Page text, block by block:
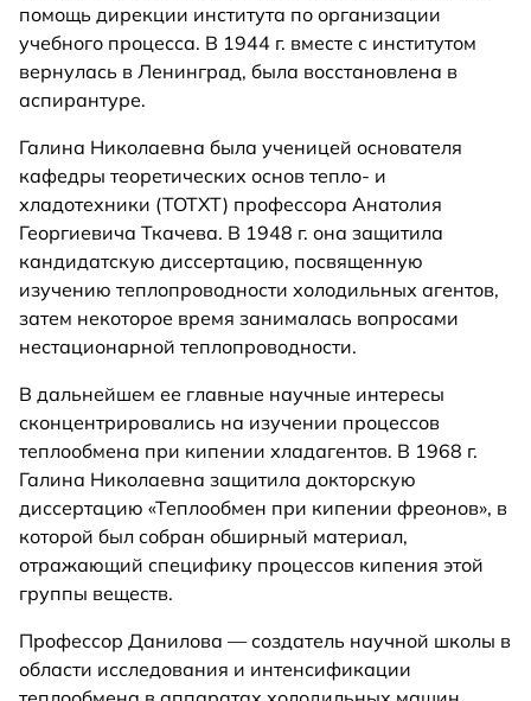
помощь дирекции института по организации
учебного процесса. В 1944 г. вместе с институтом
вернулась в Ленинград, была восстановлена в
аспирантуре.
Галина Николаевна была ученицей основателя
кафедры теоретических основ тепло- и
хладотехники (ТОТХТ) профессора Анатолия
Георгиевича Ткачева. В 1948 г. она защитила
кандидатскую диссертацию, посвященную
изучению теплопроводности холодильных агентов,
затем некоторое время занималась вопросами
нестационарной теплопроводности.
В дальнейшем ее главные научные интересы
сконцентрировались на изучении процессов
теплообмена при кипении хладагентов. В 1968 г.
Галина Николаевна защитила докторскую
диссертацию «Теплообмен при кипении фреонов», в
которой был собран обширный материал,
отражающий специфику процессов кипения этой
группы веществ.
Профессор Данилова — создатель научной школы в
области исследования и интенсификации